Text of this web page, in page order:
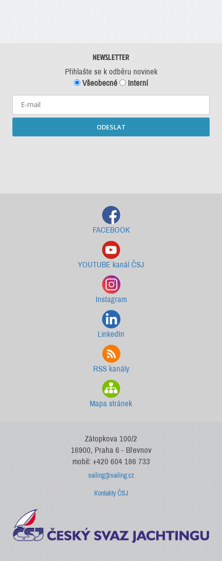
NEWSLETTER
Přihlašte se k odběru novinek
Všeobecné
Interní
ODESLAT
FACEBOOK
YOUTUBE kanál ČSJ
Instagram
LinkedIn
RSS kanály
Mapa stránek
Zátopkova 100/2
16900, Praha 6 - Břevnov
mobil: +420 604 186 733
sailing@sailing.cz
Kontakty ČSJ